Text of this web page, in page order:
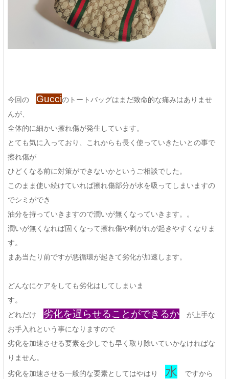
今回の Gucciのトートバッグはまだ致命的な痛みはありませ
んが、
全体的に細かい擦れ傷が発生しています。
とても気に入っており、これからも長く使っていきたいとの事で
擦れ傷が
ひどくなる前に対策ができないかというご相談でした。
このまま使い続けていれば擦れ傷部分が水を吸ってしまいますの
でシミができ
油分を持っていきますので潤いが無くなっていきます。。
潤いが無くなれば固くなって擦れ傷や剥がれが起きやすくなりま
す。
まあ当たり前ですが悪循環が起きて劣化が加速します。
どんなにケアをしても劣化はしてしまいま
す。
どれだけ 劣化を遅らせることができるかが上手な
お手入れという事になりますので
劣化を加速させる要素を少しでも早く取り除いていかなければな
りません。
劣化を加速させる一般的な要素としてはやはり 水 ですから